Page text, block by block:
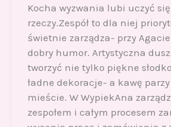
Kocha wyzwania lubi uczyć
rzeczy.Zespół to dla niej
świetnie zarządza- przy
dobry humor. Artystyczna
tworzyć nie tylko piękne
ładne dekoracje- a kawę
mieście. W WypiekAna
zespołem i całym procesem